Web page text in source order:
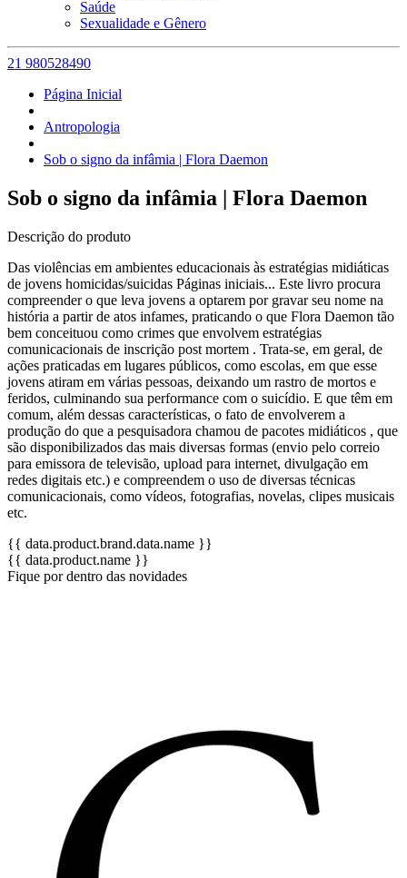
Saúde
Sexualidade e Gênero
21 980528490
Página Inicial
Antropologia
Sob o signo da infâmia | Flora Daemon
Sob o signo da infâmia | Flora Daemon
Descrição do produto
Das violências em ambientes educacionais às estratégias midiáticas
de jovens homicidas/suicidas Páginas iniciais... Este livro procura
compreender o que leva jovens a optarem por gravar seu nome na
história a partir de atos infames, praticando o que Flora Daemon tão
bem conceituou como crimes que envolvem estratégias
comunicacionais de inscrição post mortem . Trata-se, em geral, de
ações praticadas em lugares públicos, como escolas, em que esse
jovens atiram em várias pessoas, deixando um rastro de mortos e
feridos, culminando sua performance com o suicídio. E que têm em
comum, além dessas características, o fato de envolverem a
produção do que a pesquisadora chamou de pacotes midiáticos , que
são disponibilizados das mais diversas formas (envio pelo correio
para emissora de televisão, upload para internet, divulgação em
redes digitais etc.) e compreendem o uso de diversas técnicas
comunicacionais, como vídeos, fotografias, novelas, clipes musicais
etc.
{{ data.product.brand.data.name }}
{{ data.product.name }}
Fique por dentro das novidades